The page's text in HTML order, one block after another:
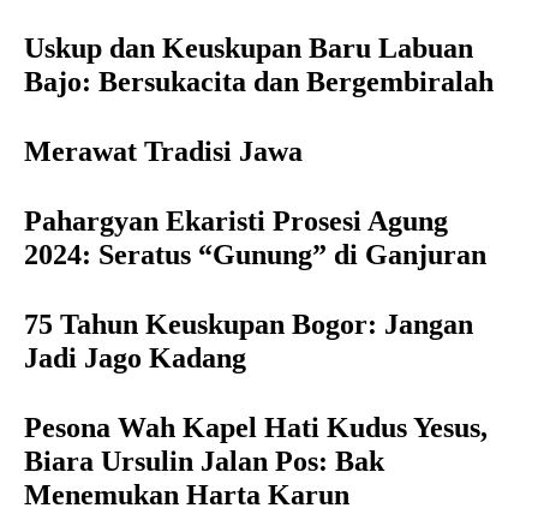
Uskup dan Keuskupan Baru Labuan
Bajo: Bersukacita dan Bergembiralah
Merawat Tradisi Jawa
Pahargyan Ekaristi Prosesi Agung
2024: Seratus “Gunung” di Ganjuran
75 Tahun Keuskupan Bogor: Jangan
Jadi Jago Kadang
Pesona Wah Kapel Hati Kudus Yesus,
Biara Ursulin Jalan Pos: Bak
Menemukan Harta Karun